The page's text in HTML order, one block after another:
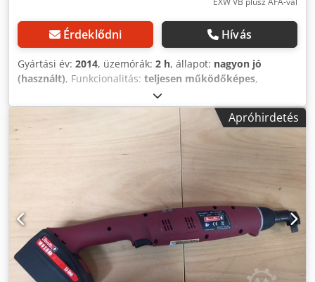
Érdeklődni Hívás
Gyártási év: 2014, üzemórák: 2 h, állapot: nagyon jó
(használt), Funkcionalitás: teljesen működőképes,
6151654200, Bemutatóeszköz-
készletünkből, tesztelt és teljesen működőképes: Desoutter
E-Lit Premium akkus pisztoly típusú csavarhúzó ELS6-1000P
sebesség beállítással (opcionális modulon keresztül)
Alapjárati fordulatszám: 300-1000 perc-1 Dcedpfx Aev
Ipclom Esk Nyomatéktartomány: 0,8-6 Nm Kimenet: Hex
1/4" F Hossz: 215 mm Súly elem nélkül: 0,8 kg Ipari
gyártáshoz és karbantartáshoz egyéb szerszámok kérésre.
Apróhirdetés